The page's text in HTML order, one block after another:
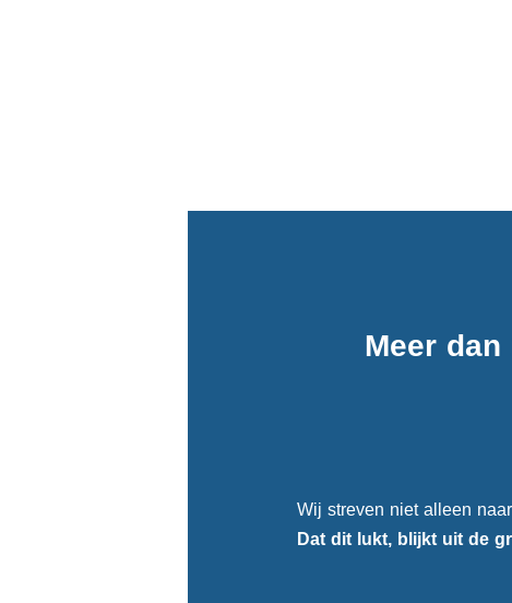
Meer
Wij streven niet alleen
Dat dit lukt, blijkt uit de